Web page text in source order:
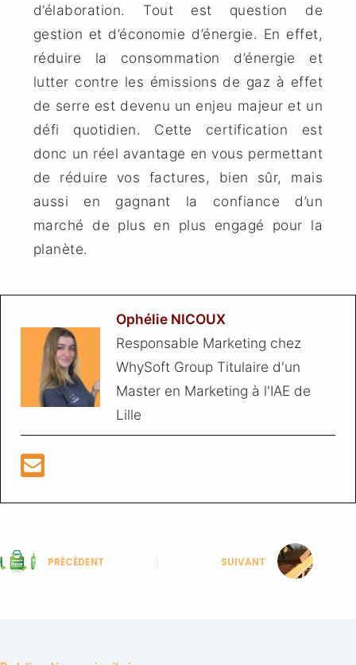
d’élaboration. Tout est question de
gestion et d’économie d’énergie. En effet,
réduire la consommation d’énergie et
lutter contre les émissions de gaz à effet
de serre est devenu un enjeu majeur et un
défi quotidien. Cette certification est
donc un réel avantage en vous permettant
de réduire vos factures, bien sûr, mais
aussi en gagnant la confiance d’un
marché de plus en plus engagé pour la
planète.
Ophélie NICOUX
Responsable Marketing chez
WhySoft Group Titulaire d'un
Master en Marketing à l'IAE de
Lille
PRÉCÉDENT SUIVANT